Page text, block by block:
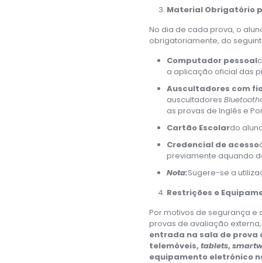
Material Obrigatório
No dia de cada prova, o
obrigatoriamente, do
Computador pessoal
a aplicação oficial das
Auscultadores com
auscultadores Bluetooth
as provas de Inglês e
Cartão Escolardo
Credencial de acesso
previamente aquando
Nota:Sugere-se a
Restrições e
Por motivos de segurança
provas de avaliação
entrada na sala de prova
telemóveis, tablets,
equipamento eletrónico